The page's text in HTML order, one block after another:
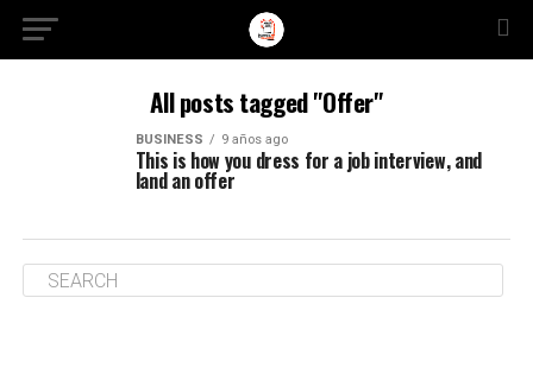
All posts tagged "Offer"
BUSINESS 9 años ago
This is how you dress for a job interview, and
land an offer